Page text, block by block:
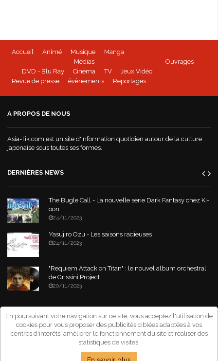
Accueil Animé Musique
Manga
Médias
DVD - Blu Ray
Cinéma TV Jeux Vidéo
Ouvrages
Revue de presse évènements Reportages
A PROPOS DE NOUS
Asia-Tik.com est un site d'information quotidien autour de la culture
japonaise sous toutes ses formes.
DERNIÈRES NEWS
The Bugle Call - La nouvelle serie Dark Fantasy chez Ki-
oon
24/11/2023
Yasujiro Ozu - Les saisons radieuses
24/11/2023
"Requiem Attack on Titan" : le nouvel album orchestral
de Grissini Project
20/11/2023
Copyright © 2026 Asia-Tik.com. All Rights Reserved.- Site déclaré à la
CNIL sous le numéro: 1267151
En poursuivant votre navigation sur ce site, vous acceptez l'utilisation de
cookies pour vous proposer des publicités ciblées adaptées à vos
centres d'intérêts, améliorer le fonctionnement du site et réaliser des
statistiques de visites.